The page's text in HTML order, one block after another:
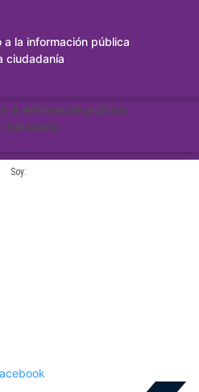
la información pública
ciudadanía
la información pública
Soy: